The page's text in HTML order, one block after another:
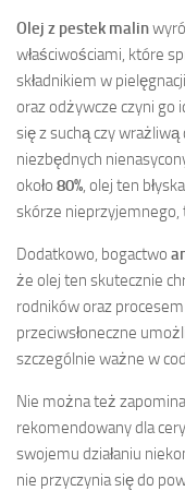
Olej z pestek malin
właściwościami, które
składnikiem w
oraz odżywcze czyni go
się z suchą czy
niezbędnych
około 80%, olej ten
skórze nieprzyjemnego,
Dodatkowo, bogactwo
że olej ten skutecznie
rodników oraz
przeciwsłoneczne
szczególnie ważne w
Nie można też
rekomendowany dla
swojemu działaniu
nie przyczynia się do